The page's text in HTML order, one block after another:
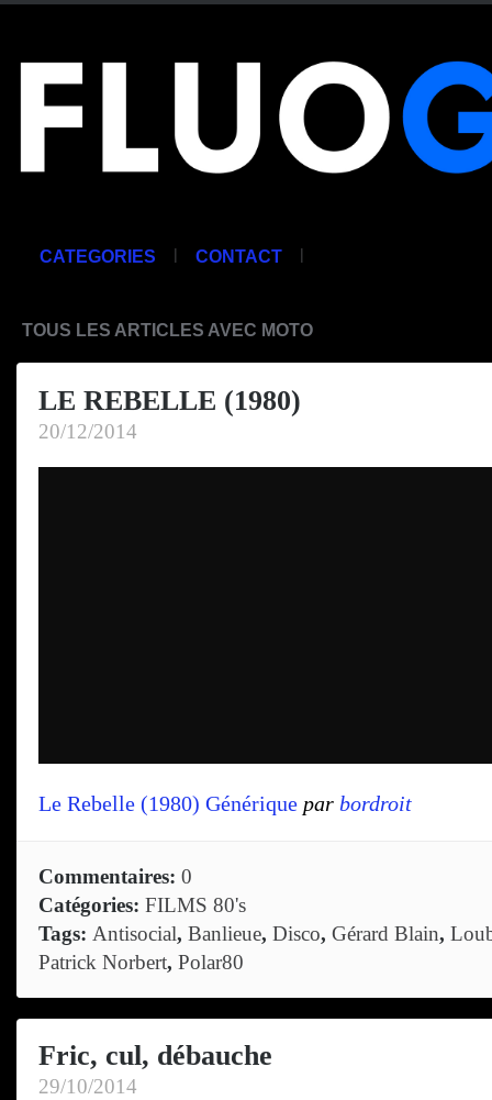
CATEGORIES | CONTACT |
TOUS LES ARTICLES AVEC MOTO
LE REBELLE (1980)
20/12/2014
Le Rebelle (1980) Générique par bordroit
Commentaires: 0
Catégories: FILMS 80's
Tags: Antisocial, Banlieue, Disco, Gérard Blain,
Patrick Norbert, Polar80
Fric, cul, débauche
29/10/2014